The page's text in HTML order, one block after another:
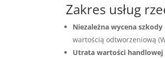
Zakres usług
Niezależna wycena
wartością odtworzeniową
Utrata wartości